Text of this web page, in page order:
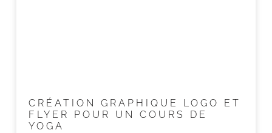
CRÉATION GRAPHIQUE LOGO ET
FLYER POUR UN COURS DE
YOGA